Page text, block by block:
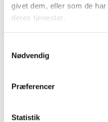
givet dem, eller som de
deres tjenester.
Nødvendig
Præferencer
Statistik
Adgang til
AlmenKompas’
relevante ESG-data
beslutninger, så I kan
hvor en indsats skaber